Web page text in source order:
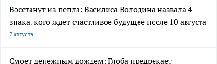
Восстанут из пепла: Василиса Володина назвала 4
знака, кого ждет счастливое будущее после 10 августа
7 августа
Смоет денежным дождем: Глоба предрекает